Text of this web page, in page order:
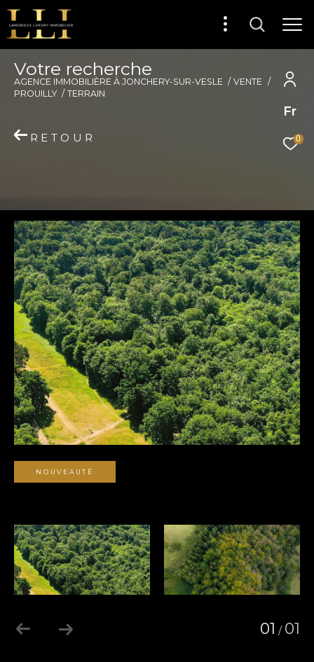
Fr
0
Votre recherche
AGENCE IMMOBILIÈRE À JONCHERY-SUR-VESLE
VENTE
PROUILLY
TERRAIN
RETOUR
NOUVEAUTÉ
01 / 01